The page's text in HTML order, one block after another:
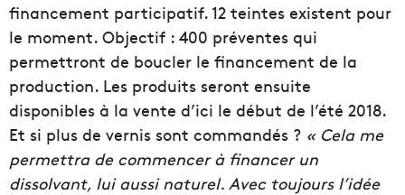
financement participatif. 12 teintes existent pour
le moment. Objectif : 400 préventes qui
permettront de boucler le financement de la
production. Les produits seront ensuite
disponibles à la vente d’ici le début de l’été 2018.
Et si plus de vernis sont commandés ? « Cela me
permettra de commencer à financer un
dissolvant, lui aussi naturel. Avec toujours l’idée